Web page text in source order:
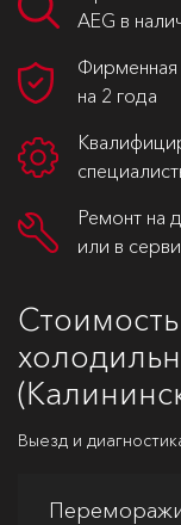
AEG в
Фирменная
на 2 года
Ремонт на
или в
Выезд и